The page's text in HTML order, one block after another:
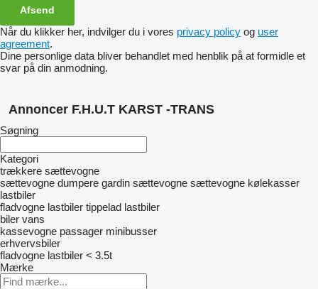
Når du klikker her, indvilger du i vores privacy policy og user
agreement.
Dine personlige data bliver behandlet med henblik på at formidle et
svar på din anmodning.
Annoncer F.H.U.T KARST -TRANS
Søgning
Kategori
trækkere sættevogne
sættevogne dumpere gardin sættevogne sættevogne kølekasser
lastbiler
fladvogne lastbiler tippelad lastbiler
biler vans
kassevogne passager minibusser
erhvervsbiler
fladvogne lastbiler < 3.5t
Mærke